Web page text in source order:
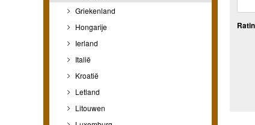
Griekenland
Hongarije
Ierland
Italië
Kroatië
Letland
Litouwen